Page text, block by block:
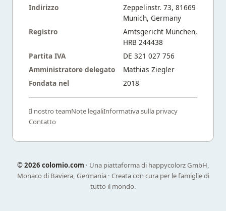
Indirizzo
Zeppelinstr. 73, 81669
Munich, Germany
Registro
Amtsgericht München,
HRB 244438
Partita IVA
DE 321 027 756
Amministratore delegato
Mathias Ziegler
Fondata nel
2018
Il nostro teamNote legaliInformativa sulla privacy
Contatto
©2026 colomio.com · Una piattaforma di happycolorz GmbH,
Monaco di Baviera, Germania · Creata con cura per le famiglie di
tutto il mondo.